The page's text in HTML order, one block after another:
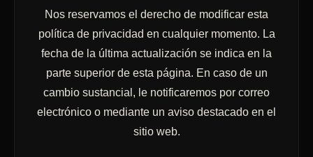
Nos reservamos el derecho de modificar esta
política de privacidad en cualquier momento. La
fecha de la última actualización se indica en la
parte superior de esta página. En caso de un
cambio sustancial, le notificaremos por correo
electrónico o mediante un aviso destacado en el
sitio web.